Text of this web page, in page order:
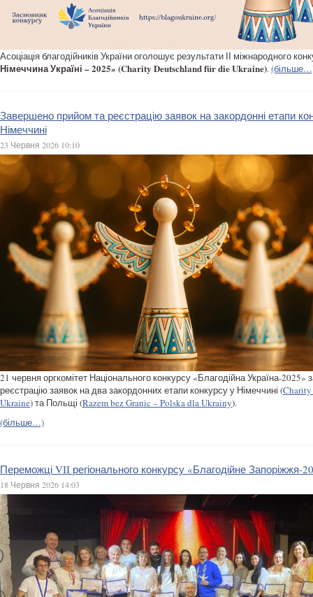
Асоціація благодійників України оголошує результати ІІ міжнародного
Німеччина Україні –2025» (Charity Deutschland für die Ukraine).
Завершено прийом та реєстрацію заявок на закордонні етапи
Німеччині
23 Червня 2026 10:10
21 червня оргкомітет Національного конкурсу «Благодійна Україна-
реєстрацію заявок на два закордонних етапи конкурсу у Німеччині (Charity
Ukraine) та Польщі (Razem bez Granic – Polska dla Ukrainy).
(більше…)
Переможці VII регіонального конкурсу «Благодійне Запоріжжя-
18 Червня 2026 14:03